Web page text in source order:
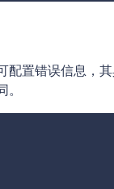
配置错误信息，
。